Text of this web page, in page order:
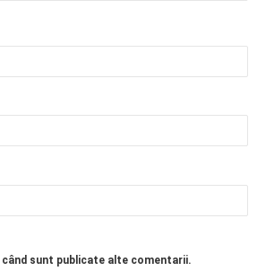
sunt publicate alte comentarii.